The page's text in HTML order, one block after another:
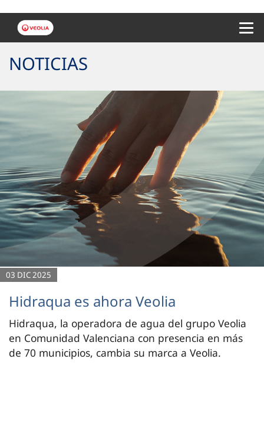
NOTICIAS
03 DIC 2025
Hidraqua es ahora Veolia
Hidraqua, la operadora de agua del grupo Veolia
en Comunidad Valenciana con presencia en más
de 70 municipios, cambia su marca a Veolia.